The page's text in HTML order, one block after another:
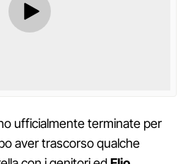
ufficialmente terminate per
aver trascorso qualche